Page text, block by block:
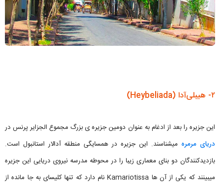
۲- هیبلی‌آدا (Heybeliada)
این جزیره را بعد از ادغام به عنوان دومین جزیره ی بزرگ مجموع الجزایر پرنس در
دریای مرمره میشناسند. این جزیره در همسایگی منطقه آدالار استانبول است.
بازدیدکنندگان دو بنای معماری زیبا را در محوطه مدرسه نیروی دریایی این جزیره
میبینند که یکی از آن ها Kamariotissa نام دارد که تنها کلیسای به جا مانده از